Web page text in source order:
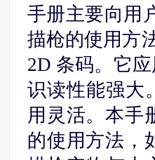
手册主要向用
描枪的使用方
2D 条码。它
识读性能强大
用灵活。本手
的使用方法，